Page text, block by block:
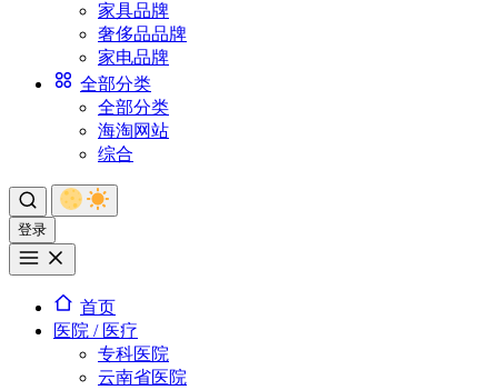
家具品牌
奢侈品品牌
家电品牌
全部分类
全部分类
海淘网站
综合
登录
首页
医院 / 医疗
专科医院
云南省医院